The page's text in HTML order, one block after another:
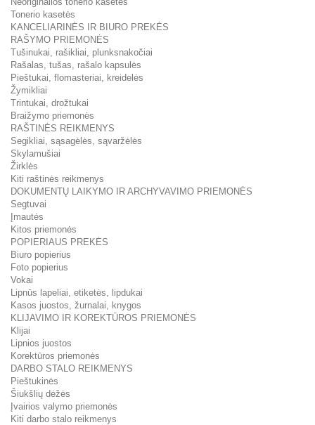
Tonerio kasetės
KANCELIARINĖS IR BIURO PREKĖS
RAŠYMO PRIEMONĖS
Tušinukai, rašikliai, plunksnakočiai
Rašalas, tušas, rašalo kapsulės
Pieštukai, flomasteriai, kreidelės
Žymikliai
Trintukai, drožtukai
Braižymo priemonės
RAŠTINĖS REIKMENYS
Segikliai, sąsagėlės, sąvaržėlės
Skylamušiai
Žirklės
Kiti raštinės reikmenys
DOKUMENTŲ LAIKYMO IR ARCHYVAVIMO PRIEMONĖS
Segtuvai
Įmautės
Kitos priemonės
POPIERIAUS PREKĖS
Biuro popierius
Foto popierius
Vokai
Lipnūs lapeliai, etiketės, lipdukai
Kasos juostos, žurnalai, knygos
KLIJAVIMO IR KOREKTŪROS PRIEMONĖS
Klijai
Lipnios juostos
Korektūros priemonės
DARBO STALO REIKMENYS
Pieštukinės
Šiukšlių dėžės
Įvairios valymo priemonės
Kiti darbo stalo reikmenys